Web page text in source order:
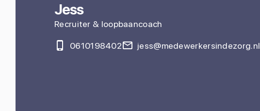
Jess
Recruiter & loopbaancoach
0610198402 jess@medewerkersindezorg.nl